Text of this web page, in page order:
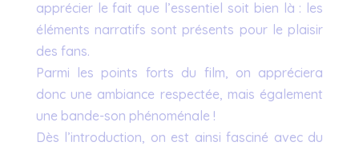
apprécier le fait que l’essentiel soit bien là : les
éléments narratifs sont présents pour le plaisir
des fans.
Parmi les points forts du film, on appréciera
donc une ambiance respectée, mais également
une bande-son phénoménale !
Dès l’introduction, on est ainsi fasciné avec du